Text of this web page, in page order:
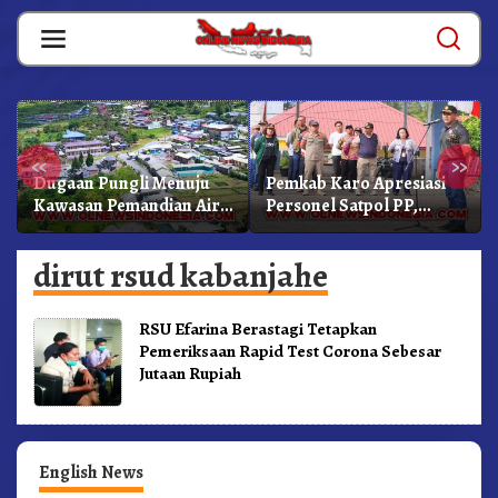
Skip
content
« »
Dugaan Pungli Menuju
Kawasan Pemandian Air
Panas Semangat Gunung
– Doulu Foto Dan
Videokan!
Pemkab Karo Apresiasi
Personel Satpol PP,
Linmas, Dan Pemadam
Kebakaran
dirut rsud kabanjahe
RSU Efarina Berastagi Tetapkan
Pemeriksaan Rapid Test Corona Sebesar
Jutaan Rupiah
English News